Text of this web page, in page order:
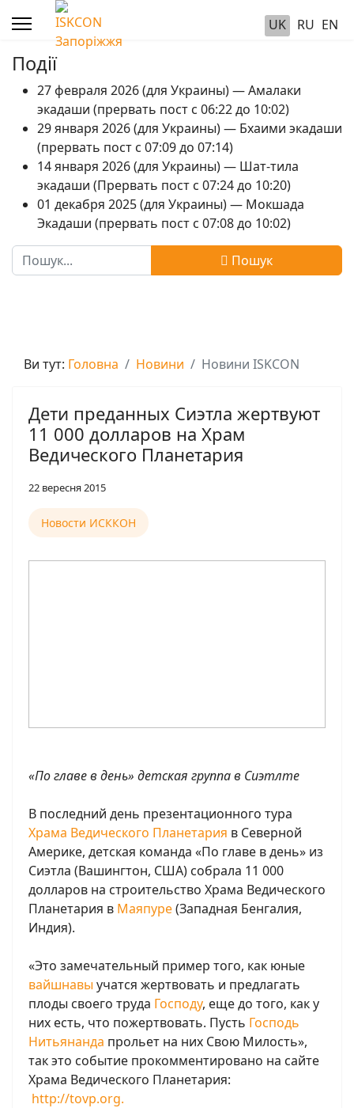
UK RU EN
Події
27 февраля 2026 (для Украины) — Амалаки
экадаши (прервать пост с 06:22 до 10:02)
29 января 2026 (для Украины) — Бхаими экадаши
(прервать пост с 07:09 до 07:14)
14 января 2026 (для Украины) — Шат-тила
экадаши (Прервать пост с 07:24 до 10:20)
01 декабря 2025 (для Украины) — Мокшада
Экадаши (прервать пост с 07:08 до 10:02)
Пошук
Пошук
Ви тут: Головна Новини Новини ISKCON
Дети преданных Сиэтла жертвуют
11 000 долларов на Храм
Ведического Планетария
22 вересня 2015
Новости ИСККОН
«По главе в день» детская группа в Сиэтлте
В последний день презентационного тура
Храма Ведического Планетария в Северной
Америке, детская команда «По главе в день» из
Сиэтла (Вашингтон, США) собрала 11 000
долларов на строительство Храма Ведического
Планетария в Маяпуре(Западная Бенгалия,
Индия).
«Это замечательный пример того, как юные
вайшнавы учатся жертвовать и предлагать
плоды своего труда Господу, еще до того, как у
них есть, что пожертвовать. Пусть Господь
Нитьянанда прольет на них Свою Милость»,
так это событие прокомментировано на сайте
Храма Ведического Планетария:
http://tovp.org.